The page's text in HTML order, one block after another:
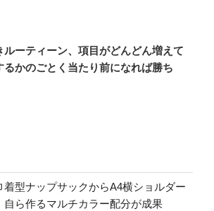
ルーティーン、項目がどんどん増えて
るかのごとく当たり前になれば勝ち
着型ナップサックからA4横ショルダー
自ら作るマルチカラー配分が成果